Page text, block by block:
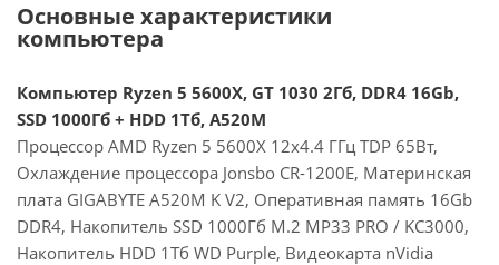
Основные характеристики
компьютера
Компьютер Ryzen 5 5600X, GT 1030 2Гб, DDR4 16Gb,
SSD 1000Гб + HDD 1Тб, A520M
Процессор AMD Ryzen 5 5600X 12x4.4 ГГц TDP 65Вт,
Охлаждение процессора Jonsbo CR-1200E, Материнская
плата GIGABYTE A520M K V2, Оперативная память 16Gb
DDR4, Накопитель SSD 1000Гб M.2 MP33 PRO / KC3000,
Накопитель HDD 1Тб WD Purple, Видеокарта nVidia